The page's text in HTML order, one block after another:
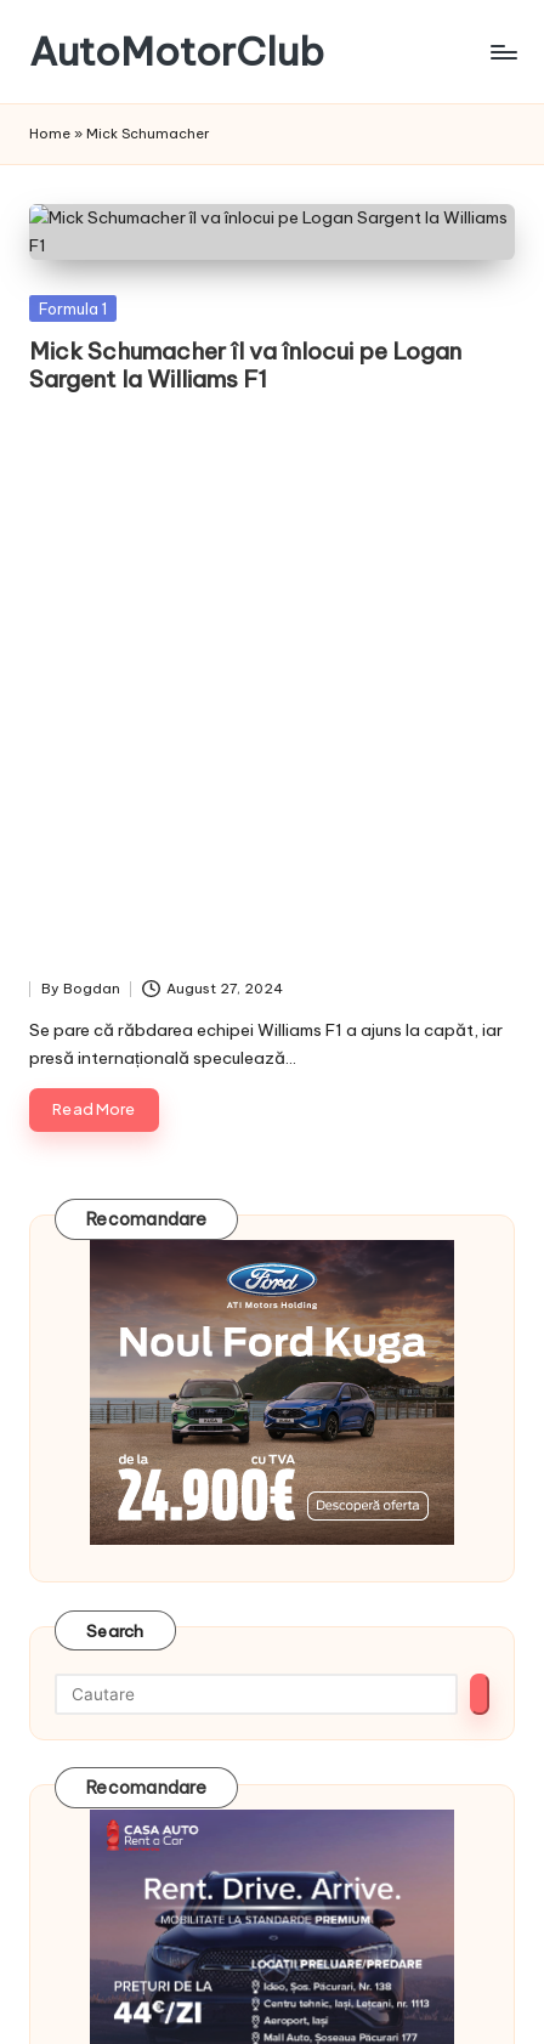
Skip
content
AutoMotorClub
masini
pasionatii
de
masini
Home » Mick Schumacher
Posted
Formula 1
Mick Schumacher îl va înlocui pe Logan
Sargent la Williams F1
Posted
by
By Bogdan August 27, 2024
Se pare că răbdarea echipei Williams F1 a ajuns la capăt, iar
presă internațională speculează…
Read More
Recomandare
Search
Recomandare